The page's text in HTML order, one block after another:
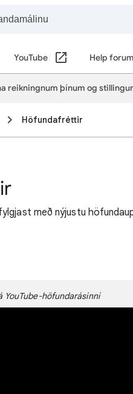
YouTube Help forum
reikningnum þínum og
Höfundafréttir
með nýjustu
höfundarásinni